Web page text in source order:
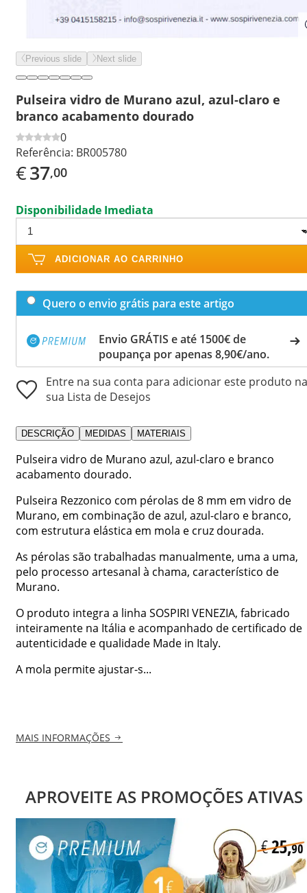
Previous slide Next slide
Pulseira vidro de Murano azul, azul-claro e
branco acabamento dourado
0
Referência: BR005780
€37,00
Disponibilidade Imediata
ADICIONAR AO CARRINHO
Quero o envio grátis para este artigo
Envio GRÁTIS e até 1500€ de
poupança por apenas 8,90€/ano.
Entre na sua conta para adicionar este produto na
sua Lista de Desejos
DESCRIÇÃO MEDIDAS MATERIAIS
Pulseira vidro de Murano azul, azul-claro e branco
acabamento dourado.
Pulseira Rezzonico com pérolas de 8 mm em vidro de
Murano, em combinação de azul, azul-claro e branco,
com estrutura elástica em mola e cruz dourada.
As pérolas são trabalhadas manualmente, uma a uma,
pelo processo artesanal à chama, característico de
Murano.
O produto integra a linha SOSPIRI VENEZIA, fabricado
inteiramente na Itália e acompanhado de certificado de
autenticidade e qualidade Made in Italy.
A mola permite ajustar-s...
MAIS INFORMAÇÕES
APROVEITE AS PROMOÇÕES ATIVAS